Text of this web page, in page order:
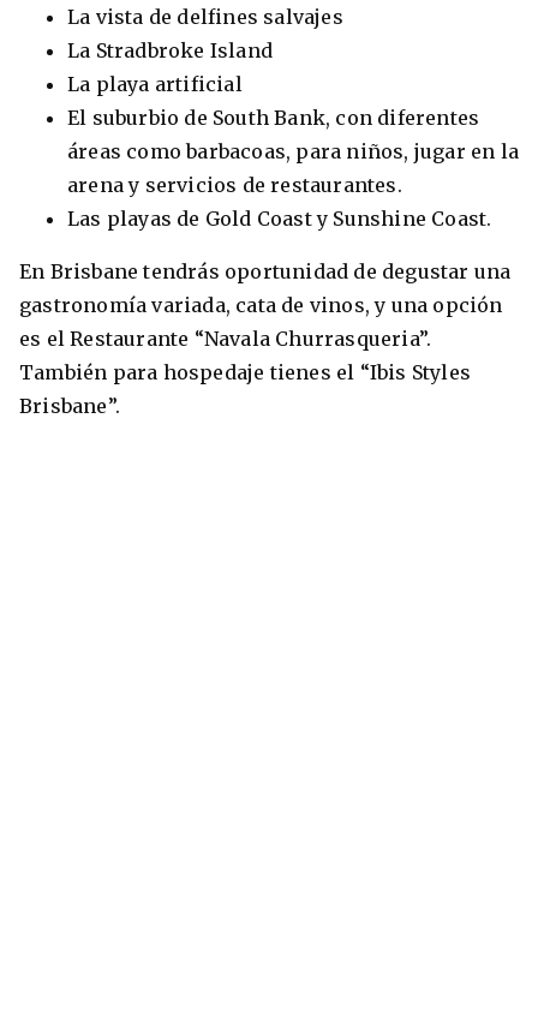
La vista de delfines salvajes
La Stradbroke Island
La playa artificial
El suburbio de South Bank, con diferentes
áreas como barbacoas, para niños, jugar en la
arena y servicios de restaurantes.
Las playas de Gold Coast y Sunshine Coast.
En Brisbane tendrás oportunidad de degustar una
gastronomía variada, cata de vinos, y una opción
es el Restaurante “Navala Churrasqueria”.
También para hospedaje tienes el “Ibis Styles
Brisbane”.